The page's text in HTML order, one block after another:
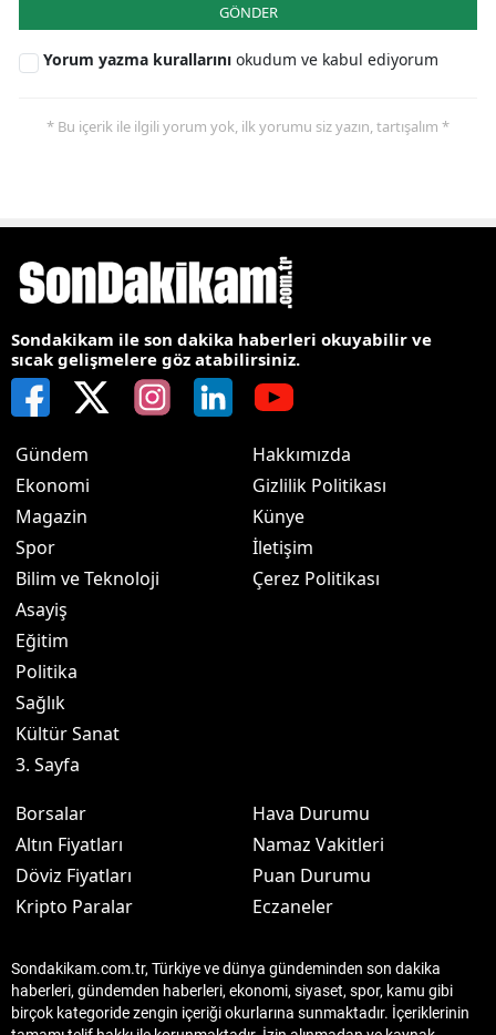
GÖNDER
Yorum yazma kurallarını okudum ve kabul ediyorum
* Bu içerik ile ilgili yorum yok, ilk yorumu siz yazın, tartışalım *
Sondakikam ile son dakika haberleri okuyabilir ve
sıcak gelişmelere göz atabilirsiniz.
Gündem
Ekonomi
Magazin
Spor
Bilim ve Teknoloji
Asayiş
Eğitim
Politika
Sağlık
Kültür Sanat
3. Sayfa
Hakkımızda
Gizlilik Politikası
Künye
İletişim
Çerez Politikası
Borsalar
Altın Fiyatları
Döviz Fiyatları
Kripto Paralar
Hava Durumu
Namaz Vakitleri
Puan Durumu
Eczaneler
Sondakikam.com.tr, Türkiye ve dünya gündeminden son dakika
haberleri, gündemden haberleri, ekonomi, siyaset, spor, kamu gibi
birçok kategoride zengin içeriği okurlarına sunmaktadır. İçeriklerinin